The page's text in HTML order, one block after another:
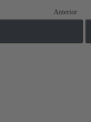
Anterior